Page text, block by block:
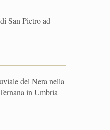
San Pietro ad
del Nera nella
in Umbria